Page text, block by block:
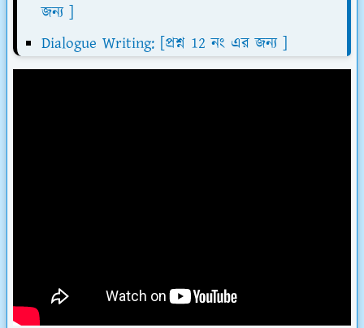
জন্য ]
Dialogue Writing: [প্রশ্ন 12 নং এর জন্য ]